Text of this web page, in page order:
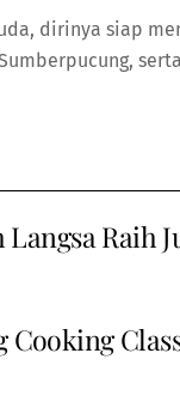
dirinya siap
Raih
Cooking